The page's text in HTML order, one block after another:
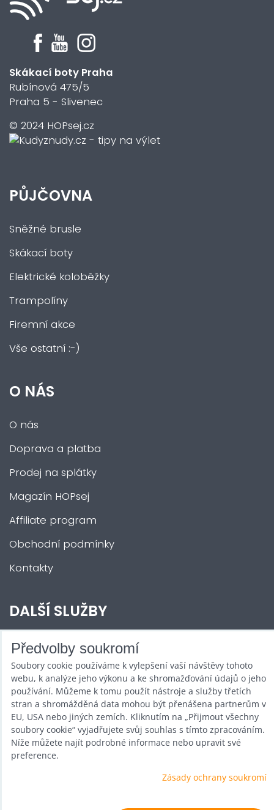
Skákací boty Praha
Rubínová 475/5
Praha 5 - Slivenec
© 2024 HOPsej.cz
PŮJČOVNA
Sněžné brusle
Skákací boty
Elektrické koloběžky
Trampolíny
Firemní akce
Vše ostatní :-)
O NÁS
O nás
Doprava a platba
Prodej na splátky
Magazín HOPsej
Affiliate program
Obchodní podmínky
Kontakty
DALŠÍ SLUŽBY
Zábava na Vaši akci
Půjčovna
Promotéři
Kurzy a setkání
Velkoobchod
Nabídka práce
Předvolby soukromí
Soubory cookie používáme k vylepšení vaší návštěvy tohoto
webu, k analýze jeho výkonu a ke shromažďování údajů o jeho
používání. Můžeme k tomu použít nástroje a služby třetích
stran a shromážděná data mohou být přenášena partnerům v
EU, USA nebo jiných zemích. Kliknutím na „Přijmout všechny
soubory cookie“ vyjadřujete svůj souhlas s tímto zpracováním.
Níže můžete najít podrobné informace nebo upravit své
preference.
Zásady ochrany soukromí